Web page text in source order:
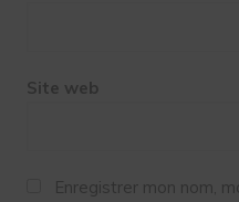
Site web
Enregistrer mon nom,